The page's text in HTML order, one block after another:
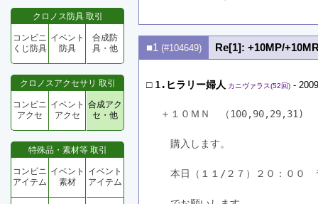
クロノス防具 取引
コンビニ
くじ防具
イベント
防具
合成防
具・他
クロノスアクセサリ 取引
コンビニ
アクセ
イベント
アクセ
合成アク
セ・他
特殊品・素材等 取引
コンビニ
アイテム
イベント
素材
イベント
アイテム
■1 (#104649) Re[1]: +10MP/
□ 1.ヒラリー婦人 カニヴァラス(52回) -
＋１０ＭＮ　（100,90,29,31)
購入します。
本日（１１/２７）２０：００　